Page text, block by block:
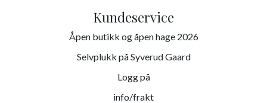
Kundeservice
Åpen butikk og åpen hage 2026
Selvplukk på Syverud Gaard
Logg på
info/frakt